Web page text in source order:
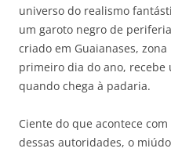
universo do realismo
um garoto negro de
criado em Guaianases,
primeiro dia do ano,
quando chega à padaria.
Ciente do que acontece
dessas autoridades, o